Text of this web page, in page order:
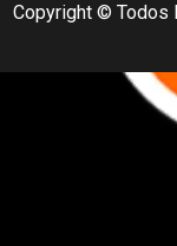
Copyright © Todos